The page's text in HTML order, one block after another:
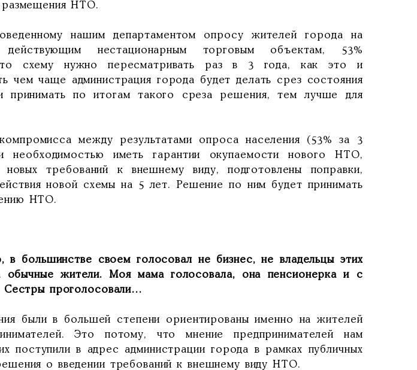
размещения НТО.
нашим департаментом опросу жителей города на
нестационарным торговым объектам, 53%
схему нужно пересматривать раз в 3 года, как это и
чем чаще администрация города будет делать срез состояния
принимать по итогам такого среза решения, тем лучше для
между результатами опроса населения (53% за 3
иметь гарантии окупаемости нового НТО,
требований к внешнему виду, подготовлены поправки,
новой схемы на 5 лет. Решение по ним будет принимать
НТО.
большинстве своем голосовал не бизнес, не владельцы этих
обычные жители. Моя мама голосовала, она пенсионерка и с
Сестры проголосовали…
были в большей степени ориентированы именно на жителей
Это потому, что мнение предпринимателей нам
поступили в адрес администрации города в рамках публичных
о введении требований к внешнему виду НТО.